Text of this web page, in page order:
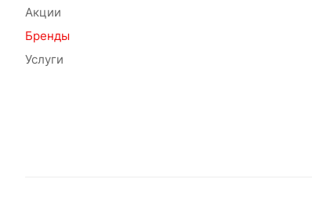
Акции
Бренды
Услуги